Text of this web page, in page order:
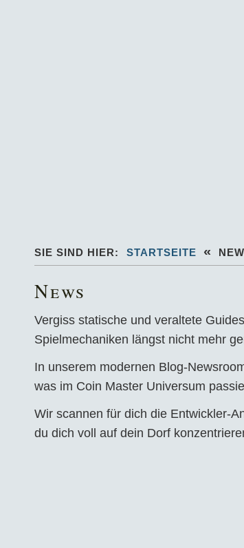
SIE SIND HIER: STARTSEITE «
News
Vergiss statische und veraltete
Spielmechaniken längst nicht mehr
In unserem modernen Blog-
was im Coin Master Universum
Wir scannen für dich die Entwickler-
du dich voll auf dein Dorf